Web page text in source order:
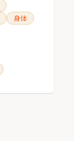
身体